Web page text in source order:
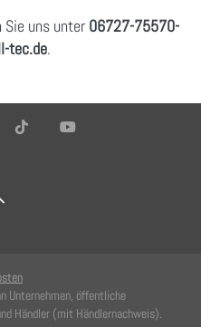
Sie uns unter 06727-75570-
-tec.de.
Unternehmen, öffentliche
Händler (mit Händlernachweis).